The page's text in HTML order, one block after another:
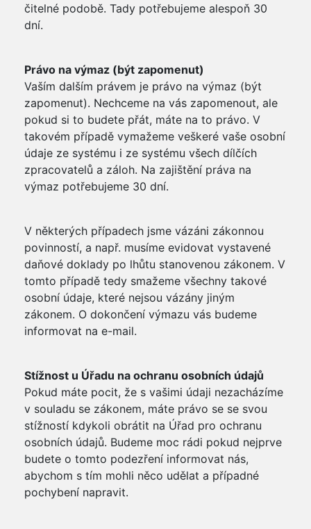
čitelné podobě. Tady potřebujeme alespoň 30
dní.
Právo na výmaz (být zapomenut)
Vaším dalším právem je právo na výmaz (být
zapomenut). Nechceme na vás zapomenout, ale
pokud si to budete přát, máte na to právo. V
takovém případě vymažeme veškeré vaše osobní
údaje ze systému i ze systému všech dílčích
zpracovatelů a záloh. Na zajištění práva na
výmaz potřebujeme 30 dní.
V některých případech jsme vázáni zákonnou
povinností, a např. musíme evidovat vystavené
daňové doklady po lhůtu stanovenou zákonem. V
tomto případě tedy smažeme všechny takové
osobní údaje, které nejsou vázány jiným
zákonem. O dokončení výmazu vás budeme
informovat na e-mail.
Stížnost u Úřadu na ochranu osobních údajů
Pokud máte pocit, že s vašimi údaji nezacházíme
v souladu se zákonem, máte právo se se svou
stížností kdykoli obrátit na Úřad pro ochranu
osobních údajů. Budeme moc rádi pokud nejprve
budete o tomto podezření informovat nás,
abychom s tím mohli něco udělat a případné
pochybení napravit.